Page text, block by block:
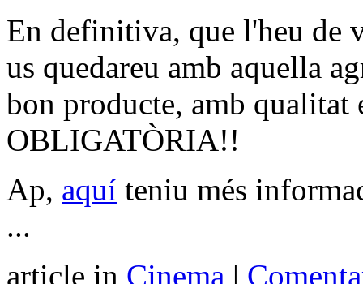
En definitiva, que l'heu de
us quedareu amb aquella
bon producte, amb qualitat
OBLIGATÒRIA!!
Ap, aquí teniu més
...
article in Cinema |